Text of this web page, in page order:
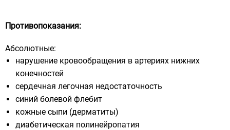
Противопоказания:
Абсолютные:
нарушение кровообращения в артериях нижних
конечностей
сердечная легочная недостаточность
синий болевой флебит
кожные сыпи (дерматиты)
диабетическая полинейропатия